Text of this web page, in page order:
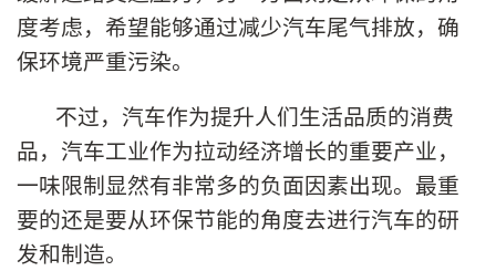
度考虑，希望能够通过减少汽车尾气排放，确
保环境严重污染。
不过，汽车作为提升人们生活品质的消费
品，汽车工业作为拉动经济增长的重要产业，
一味限制显然有非常多的负面因素出现。最重
要的还是要从环保节能的角度去进行汽车的研
发和制造。